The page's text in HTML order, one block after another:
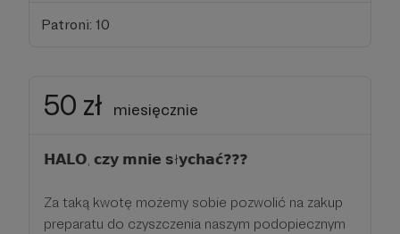
Patroni: 10
50 zł miesięcznie
𝗛𝗔𝗟𝗢, 𝗰𝘇𝘆 𝗺𝗻𝗶𝗲 𝘀ł𝘆𝗰𝗵𝗮𝗰́❓❓❓
Za taką kwotę możemy sobie pozwolić na zakup
preparatu do czyszczenia naszym podopiecznym